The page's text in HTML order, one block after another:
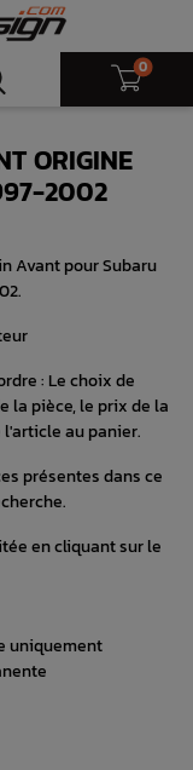
0
ORIGINE
2002
Avant pour Subaru
: Le choix de
la pièce, le prix de la
au panier.
présentes dans ce
en cliquant sur le
uniquement